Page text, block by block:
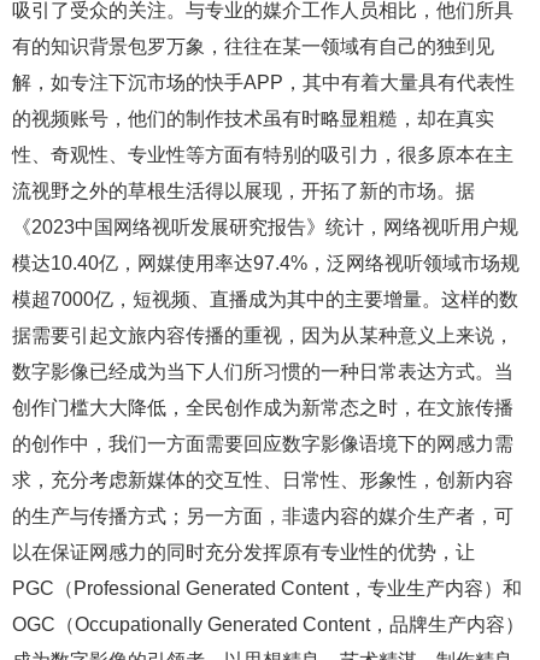
吸引了受众的关注。与专业的媒介工作人员相比，他们所具
有的知识背景包罗万象，往往在某一领域有自己的独到见
解，如专注下沉市场的快手APP ，其中有着大量具有代表性
的视频账号，他们的制作技术虽有时略显粗糙，却在真实
性、奇观性、专业性等方面有特别的吸引力，很多原本在主
流视野之外的草根生活得以展现，开拓了新的市场。据
《2023中国网络视听发展研究报告》统计 ，网络视听用户规
模达10.40亿 ，网媒使用率达97.4% ， 泛网络视听领域市场规
模超7000亿，短视频、直播成为其中的主要增量。这样的数
据需要引起文旅内容传播的重视，因为从某种意义上来说，
数字影像已经成为当下人们所习惯的一种日常表达方式。当
创作门槛大大降低，全民创作成为新常态之时，在文旅传播
的创作中，我们一方面需要回应数字影像语境下的网感力需
求，充分考虑新媒体的交互性、日常性、形象性，创新内容
的生产与传播方式；另一方面，非遗内容的媒介生产者，可
以在保证网感力的同时充分发挥原有专业性的优势，让
PGC （ Professional Generated Content，专业生产内容）和
OGC （Occupationally Generated Content，品牌生产内容）